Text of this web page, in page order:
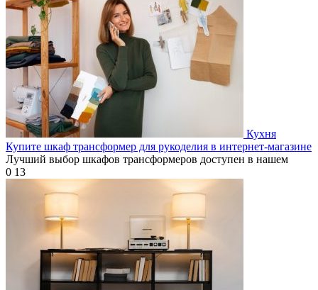
Кухня
Купите шкаф трансформер для рукоделия в интернет-магазине
Лучший выбор шкафов трансформеров доступен в нашем
0 13